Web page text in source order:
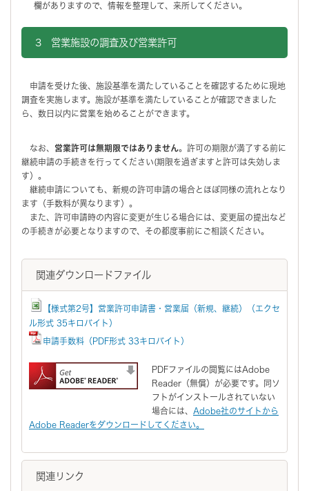
欄がありますので、情報を整理して、来所してください。
3 営業施設の調査及び営業許可
申請を受けた後、施設基準を満たしていることを確認するために現地
調査を実施します。施設が基準を満たしていることが確認できました
ら、数日以内に営業を始めることができます。
なお、 営業許可は無期限ではありません。許可の期限が満了する前に
継続申請の手続きを行ってください(期限を過ぎますと許可は失効しま
す）。
継続申請についても、新規の許可申請の場合とほぼ同様の流れとなり
ます（手数料が異なります）。
また、許可申請時の内容に変更が生じる場合には、変更届の提出など
の手続きが必要となりますので、その都度事前にご相談ください。
関連ダウンロードファイル
【様式第2号】営業許可申請書・営業届（新規、継続）（エクセ
ル形式 35キロバイト）
申請手数料（PDF形式 33キロバイト）
PDFファイルの閲覧にはAdobe
Reader（無償）が必要です。同ソ
フトがインストールされていない
場合には、 Adobe社のサイトから
Adobe Readerをダウンロードしてください。
関連リンク